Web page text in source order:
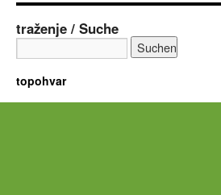
traženje / Suche
topohvar